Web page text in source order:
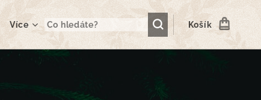
Více Košík